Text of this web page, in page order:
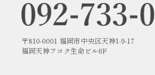
〒810-0001 福岡市中央区天神1-9-17
福岡天神フコク生命ビル6F